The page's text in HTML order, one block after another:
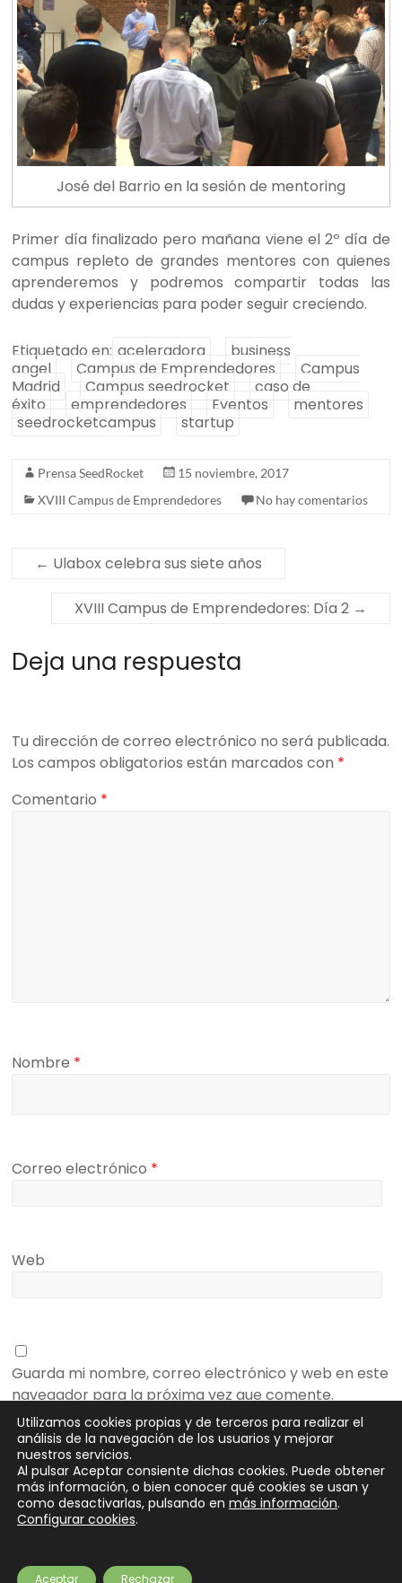
José del Barrio en la sesión de mentoring
Primer día finalizado pero mañana viene el 2º día de
campus repleto de grandes mentores con quienes
aprenderemos y podremos compartir todas las
dudas y experiencias para poder seguir creciendo.
Etiquetado en: aceleradora
business
angel
Campus de Emprendedores
Campus
Madrid
Campus seedrocket
caso de
éxito
emprendedores Eventos
mentores
seedrocketcampus
startup
Prensa SeedRocket
15 noviembre, 2017
XVIII Campus de Emprendedores
No hay comentarios
← Ulabox celebra sus siete años
XVIII Campus de Emprendedores: Día 2 →
Deja una respuesta
Tu dirección de correo electrónico no será publicada.
Los campos obligatorios están marcados con *
Comentario *
Nombre *
Correo electrónico *
Web
Guarda mi nombre, correo electrónico y web en este
navegador para la próxima vez que comente.
Partners Preguntas frecuentes ¿Eres inversor?
Utilizamos cookies propias y de terceros para realizar el
análisis de la navegación de los usuarios y mejorar
nuestros servicios.
Al pulsar Aceptar consiente dichas cookies. Puede obtener
más información, o bien conocer qué cookies se usan y
como desactivarlas, pulsando en más información.
Configurar cookies.
Aceptar Rechazar